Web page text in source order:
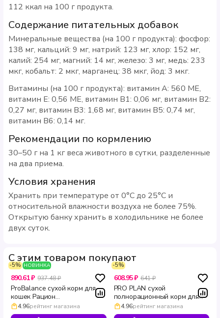
112 ккал на 100 г продукта.
Содержание питательных добавок
Минеральные вещества (на 100 г продукта): фосфор:
138 мг, кальций: 9 мг, натрий: 123 мг, хлор: 152 мг,
калий: 254 мг, магний: 14 мг, железо: 3 мг, медь: 233
мкг, кобальт: 2 мкг, марганец: 38 мкг, йод: 3 мкг.
Витамины (на 100 г продукта): витамин A: 560 МЕ,
витамин E: 0,56 МЕ, витамин B1: 0,06 мг, витамин B2:
0,27 мг, витамин B3: 1,68 мг, витамин B5: 0,74 мг,
витамин B6: 0,14 мг.
Рекомендации по кормлению
30–50 г на 1 кг веса животного в сутки, разделенные
на два приема.
Условия хранения
Хранить при температуре от 0°С до 25°С и
относительной влажности воздуха не более 75%.
Открытую банку хранить в холодильнике не более
двух суток.
С этим товаром покупают
НОВИНКА
-5%
890.61 ₽ 937.48 ₽
ProBalance сухой корм для
кошек Рацион
стерилизованных кошек с
уткой 1.8 кг
4.96рейтинг магазина
-5%
608.95 ₽ 641 ₽
PRO PLAN сухой
полнорационный корм для
взрослых кошек с лососем
для здоровья кожи и красоты
4.96рейтинг магазина